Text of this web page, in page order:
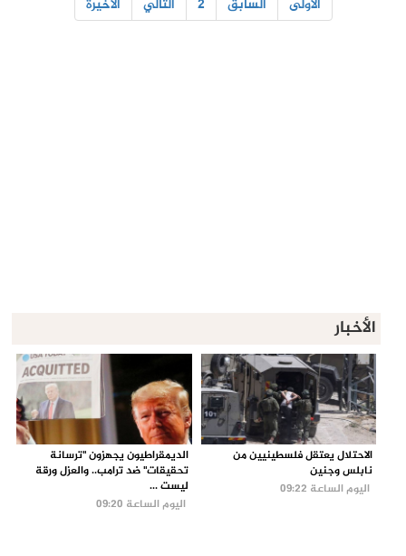
الأولى السابق 2 التالي الأخيرة
الأخبار
الاحتلال يعتقل فلسطينيين من
نابلس وجنين
اليوم الساعة 09:22
الديمقراطيون يجهزون "ترسانة
تحقيقات" ضد ترامب.. والعزل ورقة
ليست ...
اليوم الساعة 09:20